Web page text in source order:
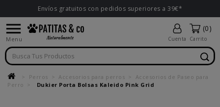
Envíos gratuitos con pedidos superiores a 39€*

Menu Cuenta
(0)
Carrito
Perros Accesorios para perros
Accesorios de Paseo para
Perro
Dukier Porta Bolsas Kaleido Pink Grid